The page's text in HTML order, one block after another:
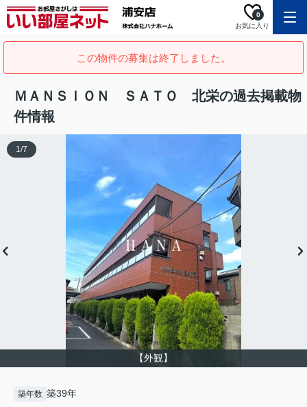
お気に入り
0
この物件の募集は終了しました。
ＭＡＮＳＩＯＮ ＳＡＴＯ 北栄の過去掲載物
件情報
【外観】
1/7
築年数 築39年